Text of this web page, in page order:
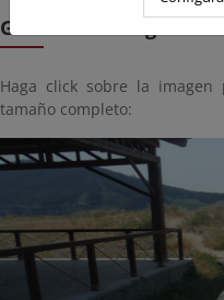
Galería de imágenes
Haga click sobre la
tamaño completo: